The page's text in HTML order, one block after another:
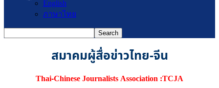
English
ภาษาไทย
สมาคมผู้สื่อข่าวไทย-จีน
Thai-Chinese Journalists Association :TCJA